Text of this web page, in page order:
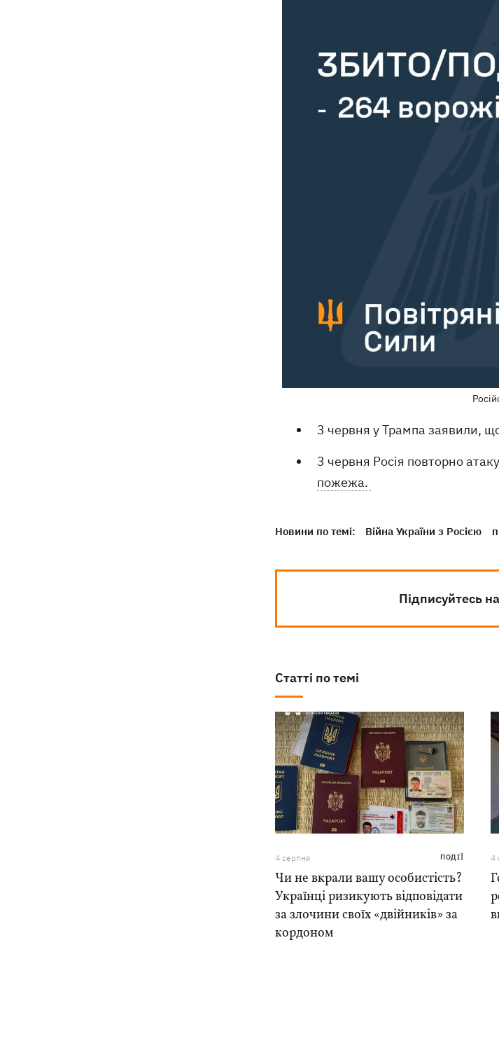
3 червня у Трампа заявили,
3 червня Росія повторно
пожежа.
Новини по темі: Війна України з Росією
Підписуйтесь
Статті по темі
4 серпня ПОДІЇ
Чи не вкрали вашу особистість?
Українці ризикують відповідати
за злочини своїх «двійників» за
кордоном
4